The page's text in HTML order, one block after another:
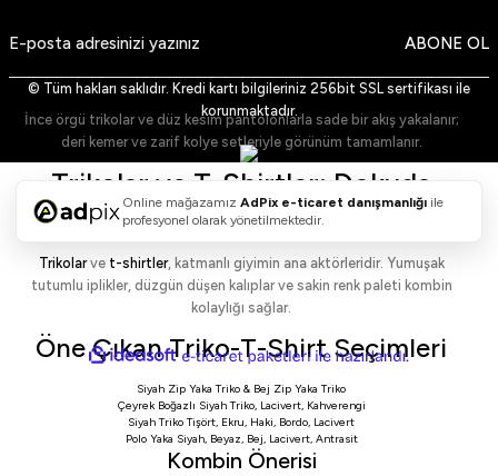
Açık Mavi Gömlek
Stil Notu
İnce örgü trikolar ve düz kesim pantolonlarla sade bir akış yakalanır;
deri kemer ve zarif kolye setleriyle görünüm tamamlanır.
Trikolar ve T-Shirtler: Dokuda
Konfor, Formda Netlik
Trikolarve t-shirtler, katmanlı giyimin ana aktörleridir. Yumuşak
tutumlu iplikler, düzgün düşen kalıplar ve sakin renk paleti kombin
kolaylığı sağlar.
Öne Çıkan Triko-T-Shirt Seçimleri
Siyah Zip Yaka Triko & Bej Zip Yaka Triko
Çeyrek Boğazlı Siyah Triko, Lacivert, Kahverengi
Siyah Triko Tişört, Ekru, Haki, Bordo, Lacivert
Polo Yaka Siyah, Beyaz, Bej, Lacivert, Antrasit
Kombin Önerisi
ABONE OL
© Tüm hakları saklıdır. Kredi kartı bilgileriniz 256bit SSL sertifikası ile
korunmaktadır.
Online mağazamız AdPix e-ticaret danışmanlığı ile
profesyonel olarak yönetilmektedir.
ideasoft
e-
paketleri
ile